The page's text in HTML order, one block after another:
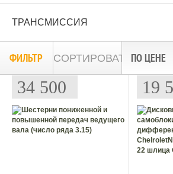
ТРАНСМИССИЯ
ФИЛЬТР СОРТИРОВАТЬ:ПО ЦЕНЕ
34 500 19